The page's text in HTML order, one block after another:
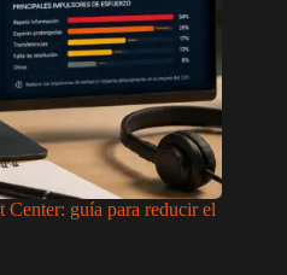
guía para reducir el